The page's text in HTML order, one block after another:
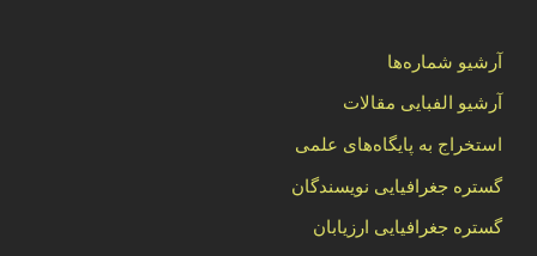
آرشیو شماره‌ها
آرشیو الفبایی مقالات
استخراج به پایگاه‌های علمی
گستره جغرافیایی نویسندگان
گستره جغرافیایی ارزیابان